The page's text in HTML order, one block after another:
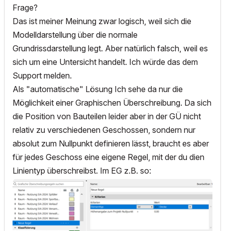
Frage?
Das ist meiner Meinung zwar logisch, weil sich die
Modelldarstellung über die normale
Grundrissdarstellung legt. Aber natürlich falsch, weil es
sich um eine Untersicht handelt. Ich würde das dem
Support melden.
Als "automatische" Lösung Ich sehe da nur die
Möglichkeit einer Graphischen Überschreibung. Da sich
die Position von Bauteilen leider aber in der GÜ nicht
relativ zu verschiedenen Geschossen, sondern nur
absolut zum Nullpunkt definieren lässt, braucht es aber
für jedes Geschoss eine eigene Regel, mit der du dien
Linientyp überschreibst. Im EG z.B. so: